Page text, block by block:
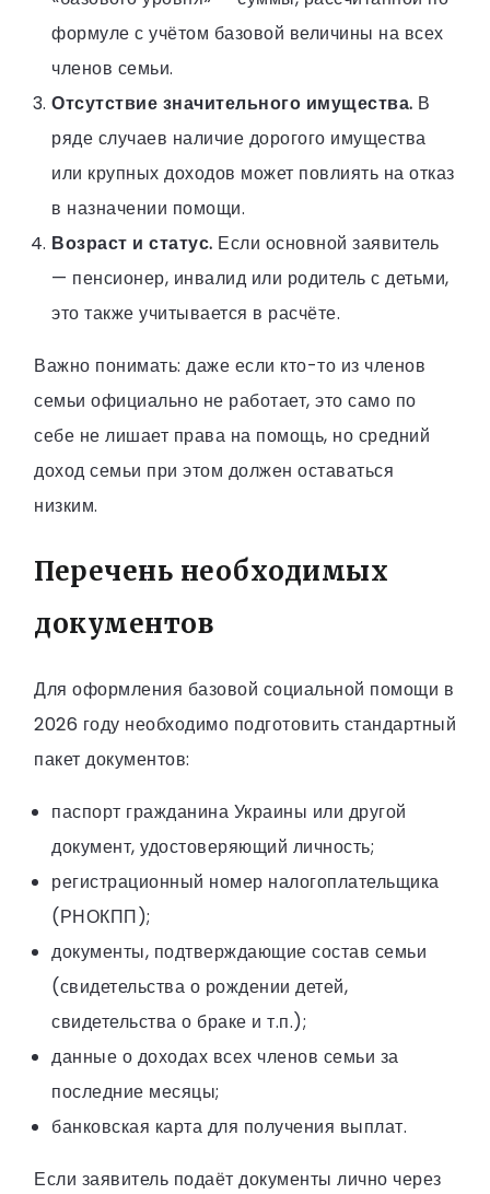
формуле с учётом базовой величины на всех
членов семьи.
Отсутствие значительного имущества. В
ряде случаев наличие дорогого имущества
или крупных доходов может повлиять на отказ
в назначении помощи.
Возраст и статус. Если основной заявитель
— пенсионер, инвалид или родитель с детьми,
это также учитывается в расчёте.
Важно понимать: даже если кто-то из членов
семьи официально не работает, это само по
себе не лишает права на помощь, но средний
доход семьи при этом должен оставаться
низким.
Перечень необходимых
документов
Для оформления базовой социальной помощи в
2026 году необходимо подготовить стандартный
пакет документов:
паспорт гражданина Украины или другой
документ, удостоверяющий личность;
регистрационный номер налогоплательщика
(РНОКПП);
документы, подтверждающие состав семьи
(свидетельства о рождении детей,
свидетельства о браке и т.п.);
данные о доходах всех членов семьи за
последние месяцы;
банковская карта для получения выплат.
Если заявитель подаёт документы лично через